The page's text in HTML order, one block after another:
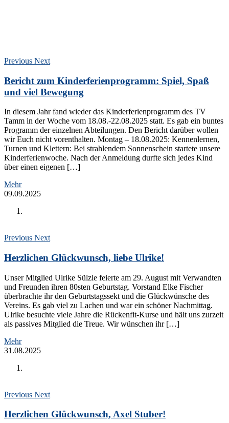
Previous Next
Bericht zum Kinderferienprogramm: Spiel, Spaß
und viel Bewegung
In diesem Jahr fand wieder das Kinderferienprogramm des TV
Tamm in der Woche vom 18.08.-22.08.2025 statt. Es gab ein buntes
Programm der einzelnen Abteilungen. Den Bericht darüber wollen
wir Euch nicht vorenthalten. Montag – 18.08.2025: Kennenlernen,
Turnen und Klettern: Bei strahlendem Sonnenschein startete unsere
Kinderferienwoche. Nach der Anmeldung durfte sich jedes Kind
über einen eigenen […]
Mehr
09.09.2025
Previous Next
Herzlichen Glückwunsch, liebe Ulrike!
Unser Mitglied Ulrike Sülzle feierte am 29. August mit Verwandten
und Freunden ihren 80sten Geburtstag. Vorstand Elke Fischer
überbrachte ihr den Geburtstagssekt und die Glückwünsche des
Vereins. Es gab viel zu Lachen und war ein schöner Nachmittag.
Ulrike besuchte viele Jahre die Rückenfit-Kurse und hält uns zurzeit
als passives Mitglied die Treue. Wir wünschen ihr […]
Mehr
31.08.2025
Previous Next
Herzlichen Glückwunsch, Axel Stuber!